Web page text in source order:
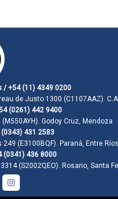
/ +54 (11) 4349 0200
de Justo 1300 (C1107AAZ).
(0261) 442 9400
Godoy Cruz, Mendoza
431 2583
249 (E3100BQF). Paraná, Entre Ríos
(0341) 436 8000
(S2002QEO). Rosario, Santa Fe